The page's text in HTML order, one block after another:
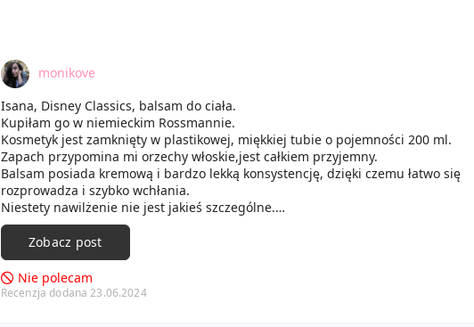
monikove
Isana, Disney Classics, balsam do ciała.
Kupiłam go w niemieckim Rossmannie.
Kosmetyk jest zamknięty w plastikowej, miękkiej tubie o pojemności 200 ml.
Zapach przypomina mi orzechy włoskie,jest całkiem przyjemny.
Balsam posiada kremową i bardzo lekką konsystencję, dzięki czemu łatwo się
rozprowadza i szybko wchłania.
Niestety nawilżenie nie jest jakieś szczególne.
Balsam nawilża bardzo słabo i to na chwilę.
Jedynym plusem jest wygładzenie.
Zobacz post
Nie polecam
Recenzja dodana 23.06.2024